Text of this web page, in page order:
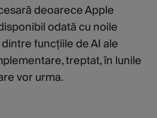
deoarece Apple
odată cu noile
funcțiile de AI ale
treptat, în lunile
vor urma.